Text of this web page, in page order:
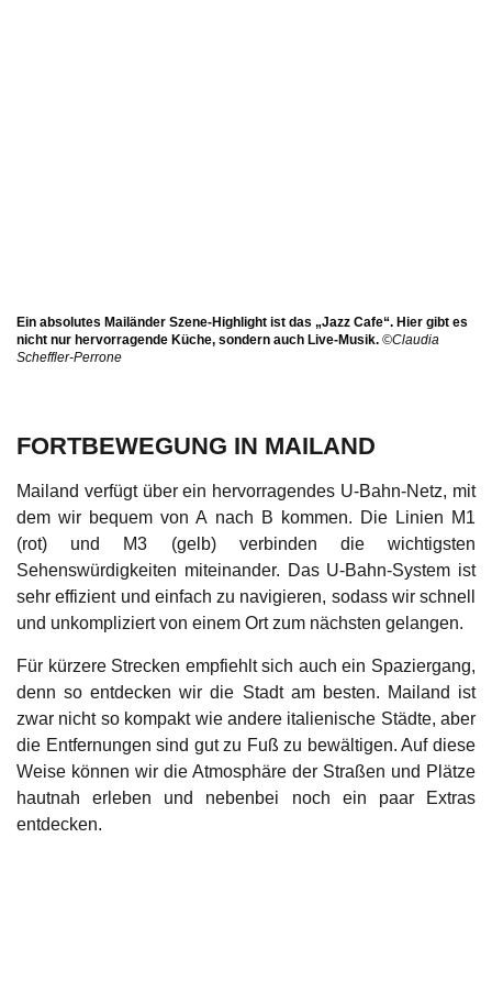
Ein absolutes Mailänder Szene-Highlight ist das „Jazz Cafe“. Hier gibt es
nicht nur hervorragende Küche, sondern auch Live-Musik. ©Claudia
Scheffler-Perrone
FORTBEWEGUNG IN MAILAND
Mailand verfügt über ein hervorragendes U-Bahn-Netz, mit
dem wir bequem von A nach B kommen. Die Linien M1
(rot) und M3 (gelb) verbinden die wichtigsten
Sehenswürdigkeiten miteinander. Das U-Bahn-System ist
sehr effizient und einfach zu navigieren, sodass wir schnell
und unkompliziert von einem Ort zum nächsten gelangen.
Für kürzere Strecken empfiehlt sich auch ein Spaziergang,
denn so entdecken wir die Stadt am besten. Mailand ist
zwar nicht so kompakt wie andere italienische Städte, aber
die Entfernungen sind gut zu Fuß zu bewältigen. Auf diese
Weise können wir die Atmosphäre der Straßen und Plätze
hautnah erleben und nebenbei noch ein paar Extras
entdecken.